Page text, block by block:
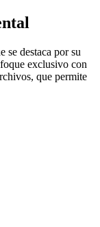
se destaca por su
exclusivo con
que permite